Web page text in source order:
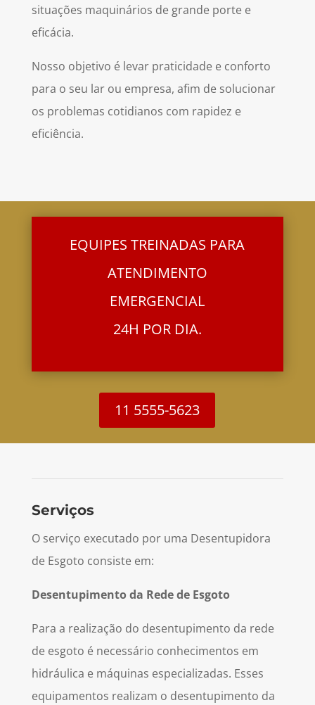
situações maquinários de grande porte e
eficácia.
Nosso objetivo é levar praticidade e conforto
para o seu lar ou empresa, afim de solucionar
os problemas cotidianos com rapidez e
eficiência.
EQUIPES TREINADAS PARA
ATENDIMENTO
EMERGENCIAL
24H POR DIA.
11 5555-5623
Serviços
O serviço executado por uma Desentupidora
de Esgoto consiste em:
Desentupimento da Rede de Esgoto
Para a realização do desentupimento da rede
de esgoto é necessário conhecimentos em
hidráulica e máquinas especializadas. Esses
equipamentos realizam o desentupimento da